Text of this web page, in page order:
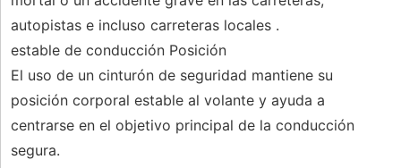
autopistas e incluso carreteras locales .
estable de conducción Posición
El uso de un cinturón de seguridad mantiene su
posición corporal estable al volante y ayuda a
centrarse en el objetivo principal de la conducción
segura.